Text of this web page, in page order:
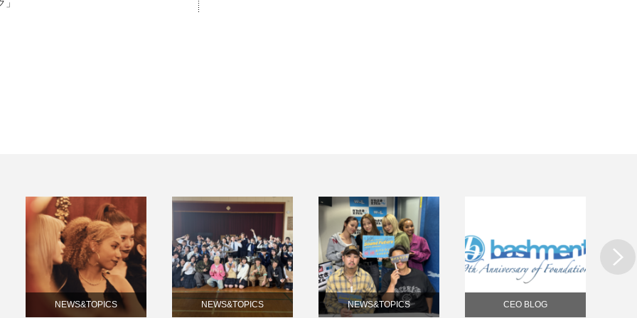
」
NEWS&TOPICS NEWS&TOPICS NEWS&TOPICS CEO BLOG
Next